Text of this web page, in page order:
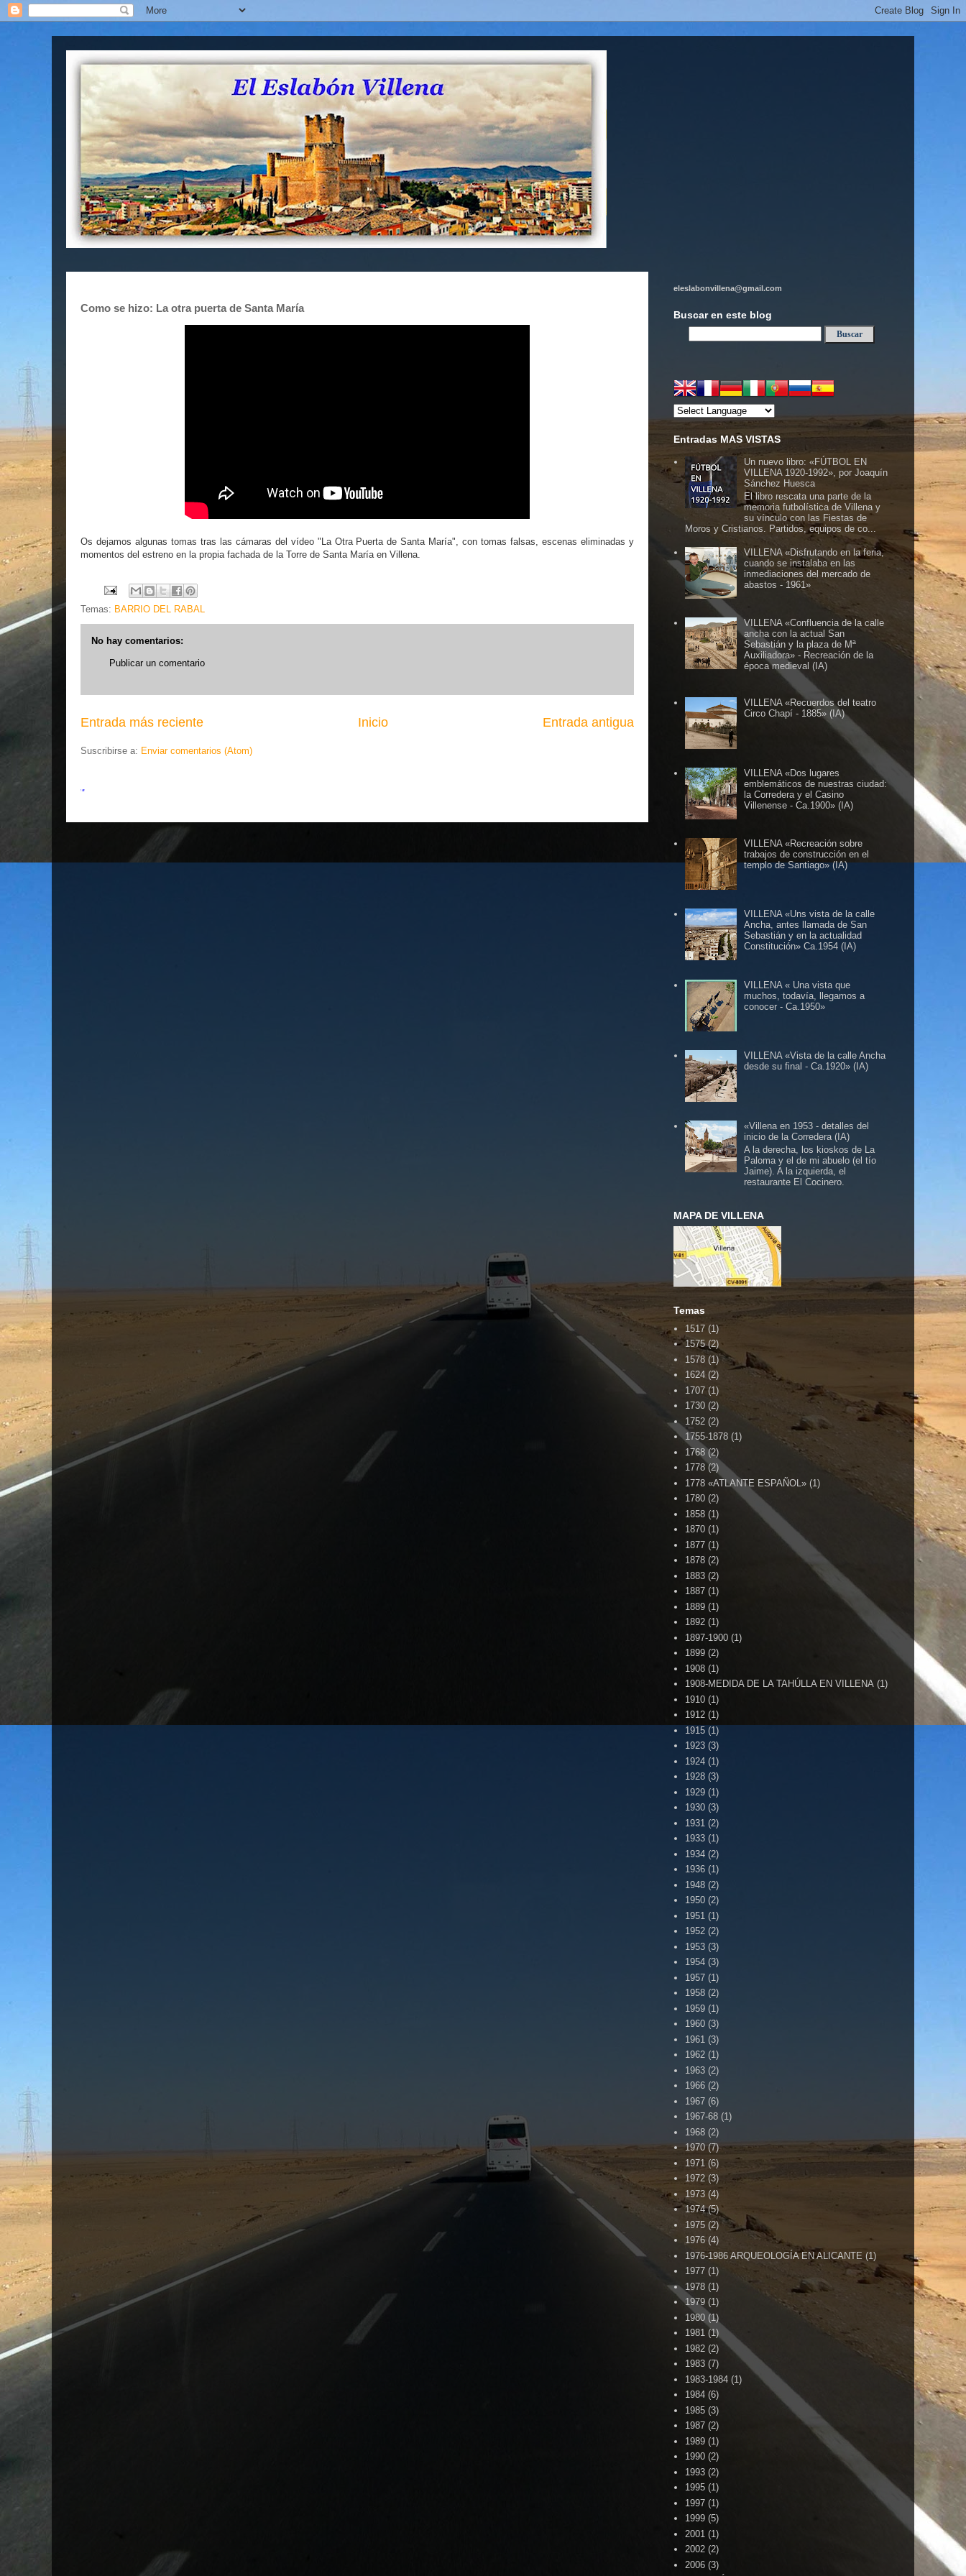
Como se hizo: La otra puerta de Santa María
Os dejamos algunas tomas tras las cámaras del vídeo "La Otra Puerta de Santa María", con tomas falsas, escenas eliminadas y
momentos del estreno en la propia fachada de la Torre de Santa María en Villena.
Temas: BARRIO DEL RABAL
No hay comentarios:
Publicar un comentario
Entrada más reciente Entrada antigua
Inicio
Suscribirse a: Enviar comentarios (Atom)
.... EL ESLABÓN VILLENA ......eleslabonvillena@gmail.com .....
eleslabonvillena@gmail.com
Buscar en este blog
Entradas MAS VISTAS
Un nuevo libro: «FÚTBOL EN
VILLENA 1920-1992», por Joaquín
Sánchez Huesca
El libro rescata una parte de la
memoria futbolística de Villena y
su vínculo con las Fiestas de
Moros y Cristianos. Partidos, equipos de co...
VILLENA «Disfrutando en la feria,
cuando se instalaba en las
inmediaciones del mercado de
abastos - 1961»
VILLENA «Confluencia de la calle
ancha con la actual San
Sebastián y la plaza de Mª
Auxiliadora» - Recreación de la
época medieval (IA)
VILLENA «Recuerdos del teatro
Circo Chapí - 1885» (IA)
VILLENA «Dos lugares
emblemáticos de nuestras ciudad:
la Corredera y el Casino
Villenense - Ca.1900» (IA)
VILLENA «Recreación sobre
trabajos de construcción en el
templo de Santiago» (IA)
VILLENA «Uns vista de la calle
Ancha, antes llamada de San
Sebastián y en la actualidad
Constitución» Ca.1954 (IA)
VILLENA « Una vista que
muchos, todavía, llegamos a
conocer - Ca.1950»
VILLENA «Vista de la calle Ancha
desde su final - Ca.1920» (IA)
«Villena en 1953 - detalles del
inicio de la Corredera (IA)
A la derecha, los kioskos de La
Paloma y el de mi abuelo (el tío
Jaime). A la izquierda, el
restaurante El Cocinero.
MAPA DE VILLENA
Temas
1517 (1)
1575 (2)
1578 (1)
1624 (2)
1707 (1)
1730 (2)
1752 (2)
1755-1878 (1)
1768 (2)
1778 (2)
1778 «ATLANTE ESPAÑOL» (1)
1780 (2)
1858 (1)
1870 (1)
1877 (1)
1878 (2)
1883 (2)
1887 (1)
1889 (1)
1892 (1)
1897-1900 (1)
1899 (2)
1908 (1)
1908-MEDIDA DE LA TAHÚLLA EN VILLENA (1)
1910 (1)
1912 (1)
1915 (1)
1923 (3)
1924 (1)
1928 (3)
1929 (1)
1930 (3)
1931 (2)
1933 (1)
1934 (2)
1936 (1)
1948 (2)
1950 (2)
1951 (1)
1952 (2)
1953 (3)
1954 (3)
1957 (1)
1958 (2)
1959 (1)
1960 (3)
1961 (3)
1962 (1)
1963 (2)
1966 (2)
1967 (6)
1967-68 (1)
1968 (2)
1970 (7)
1971 (6)
1972 (3)
1973 (4)
1974 (5)
1975 (2)
1976 (4)
1976-1986 ARQUEOLOGÍA EN ALICANTE (1)
1977 (1)
1978 (1)
1979 (1)
1980 (1)
1981 (1)
1982 (2)
1983 (7)
1983-1984 (1)
1984 (6)
1985 (3)
1987 (2)
1989 (1)
1990 (2)
1993 (2)
1995 (1)
1997 (1)
1999 (5)
2001 (1)
2002 (2)
2006 (3)